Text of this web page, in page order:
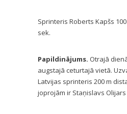
Sprinteris Roberts Kapšs
sek.
Papildinājums. Otrajā
augstajā ceturtajā vietā.
Latvijas sprinteris 200 m
joprojām ir Staņislavs Olijars